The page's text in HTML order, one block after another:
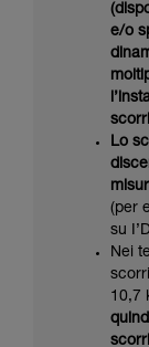
e/o
Lo
(per
su
Nei
10,7